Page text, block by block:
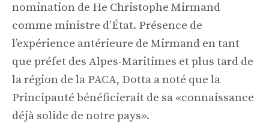
nomination de He Christophe Mirmand
comme ministre d’État. Présence de
l’expérience antérieure de Mirmand en tant
que préfet des Alpes-Maritimes et plus tard de
la région de la PACA, Dotta a noté que la
Principauté bénéficierait de sa «connaissance
déjà solide de notre pays».